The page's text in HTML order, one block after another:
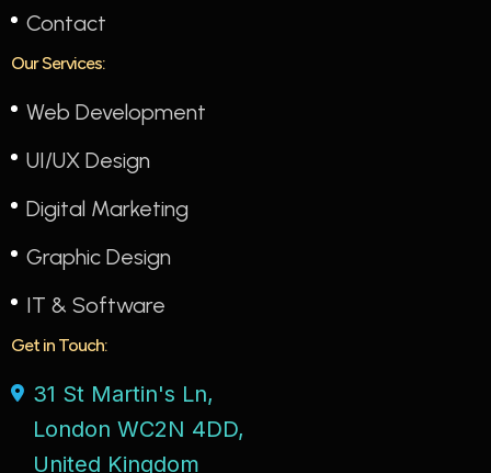
Contact
Our Services:
Web Development
UI/UX Design
Digital Marketing
Graphic Design
IT & Software
Get in Touch:
31 St Martin's Ln,
London WC2N 4DD,
United Kingdom